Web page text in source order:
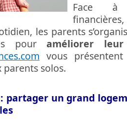
Face à
les parents
pouraméliorer
vous
parents solos.
partager un grand